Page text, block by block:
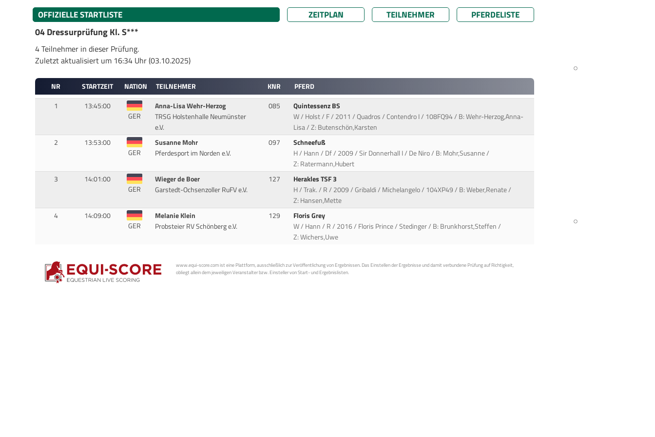
OFFIZIELLE STARTLISTE ZEITPLAN TEILNEHMER
PFERDELISTE
04 Dressurprüfung Kl. S***
4 Teilnehmer in dieser Prüfung.
Zuletzt aktualisiert um 16:34 Uhr (03.10.2025)
NR STARTZEIT NATION TEILNEHMER KNR
PFERD
1
13:45:00
GER
Anna-Lisa Wehr-Herzog
TRSG Holstenhalle Neumünster
e.V.
085
Quintessenz BS
W / Holst / F / 2011 / Quadros / Contendro I / 108FQ94 / B: Wehr-Herzog,Anna-
Lisa / Z: Butenschön,Karsten
2
13:53:00
GER
Susanne Mohr
Pferdesport im Norden e.V.
097
Schneefuß
H / Hann / Df / 2009 / Sir Donnerhall I / De Niro / B: Mohr,Susanne /
Z: Ratermann,Hubert
3
14:01:00
GER
Wieger de Boer
Garstedt-Ochsenzoller RuFV e.V.
127
Herakles TSF 3
H / Trak. / R / 2009 / Gribaldi / Michelangelo / 104XP49 / B: Weber,Renate /
Z: Hansen,Mette
4
14:09:00
GER
Melanie Klein
Probsteier RV Schönberg e.V.
129
Floris Grey
W / Hann / R / 2016 / Floris Prince / Stedinger / B: Brunkhorst,Steffen /
Z: Wichers,Uwe
www.equi-score.com ist eine Plattform, ausschließlich zur Veröffentlichung von Ergebnissen. Das Einstellen der Ergebnisse und damit verbundene Prüfung auf Richtigkeit,
obliegt allein dem jeweiligen Veranstalter bzw. Einsteller von Start- und Ergebnislisten.